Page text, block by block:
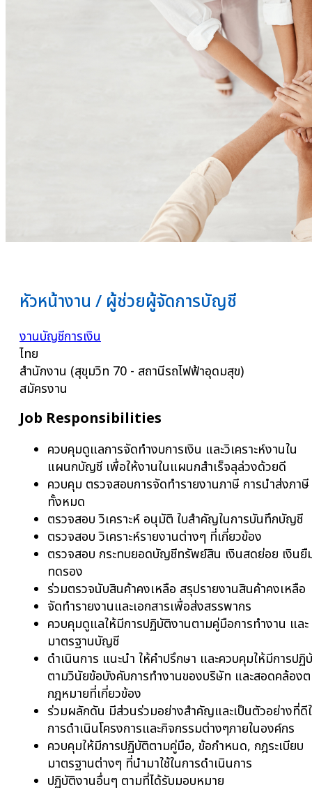
หัวหน้างาน / ผู้ช่วยผู้จัดการบัญชี
งานบัญชีการเงิน
ไทย
สำนักงาน (สุขุมวิท 70 - สถานีรถไฟฟ้าอุดมสุข)
สมัครงาน
Job Responsibilities
ควบคุมดูแลการจัดทำงบการเงิน และวิเคราะห์งานใน
แผนกบัญชี เพื่อให้งานในแผนกสำเร็จลุล่วงด้วยดี
ควบคุม ตรวจสอบการจัดทำรายงานภาษี การนำส่งภาษี
ทั้งหมด
ตรวจสอบ วิเคราะห์ อนุมัติ ใบสำคัญในการบันทึกบัญชี
ตรวจสอบ วิเคราะห์รายงานต่างๆ ที่เกี่ยวข้อง
ตรวจสอบ กระทบยอดบัญชีทรัพย์สิน เงินสดย่อย เงินยื
ทดรอง
ร่วมตรวจนับสินค้าคงเหลือ สรุปรายงานสินค้าคงเหลือ
จัดทำรายงานและเอกสารเพื่อส่งสรรพากร
ควบคุมดูแลให้มีการปฏิบัติงานตามคู่มือการทำงาน และ
มาตรฐานบัญชี
ดำเนินการ แนะนำ ให้คำปรึกษา และควบคุมให้มีการปฏิ
ตามวินัยข้อบังคับการทำงานของบริษัท และสอดคล้อง
กฎหมายที่เกี่ยวข้อง
ร่วมผลักดัน มีส่วนร่วมอย่างสำคัญและเป็นตัวอย่างที่ดี
การดำเนินโครงการและกิจกรรมต่างๆภายในองค์กร
ควบคุมให้มีการปฏิบัติตามคู่มือ, ข้อกำหนด, กฎระเบียบ
มาตรฐานต่างๆ ที่นำมาใช้ในการดำเนินการ
ปฏิบัติงานอื่นๆ ตามที่ได้รับมอบหมาย